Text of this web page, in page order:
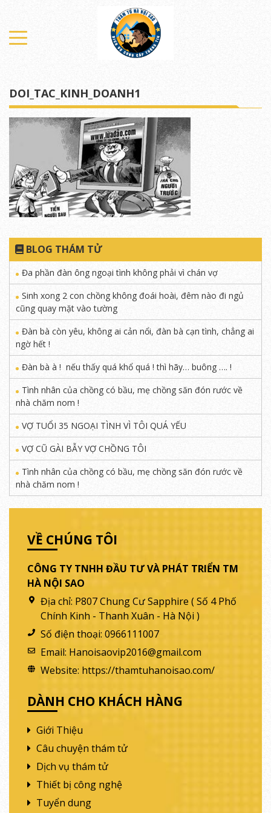
DOI_TAC_KINH_DOANH1
BLOG THÁM TỬ
Đa phần đàn ông ngoại tình không phải vì chán vợ
Sinh xong 2 con chồng không đoái hoài, đêm nào đi ngủ
cũng quay mặt vào tường
Đàn bà còn yêu, không ai cản nổi, đàn bà cạn tình, chẳng ai
ngờ hết !
Đàn bà à ! nếu thấy quá khổ quá ! thì hãy… buông …. !
Tình nhân của chồng có bầu, mẹ chồng săn đón rước về
nhà chăm nom !
VỢ TUỔI 35 NGOẠI TÌNH VÌ TÔI QUÁ YẾU
VỢ CŨ GÀI BẪY VỢ CHỒNG TÔI
Tình nhân của chồng có bầu, mẹ chồng săn đón rước về
nhà chăm nom !
VỀ CHÚNG TÔI
CÔNG TY TNHH ĐẦU TƯ VÀ PHÁT TRIỂN TM
HÀ NỘI SAO
Địa chỉ: P807 Chung Cư Sapphire ( Số 4 Phố
Chính Kinh - Thanh Xuân - Hà Nội )
Số điện thoại: 0966111007
Email: Hanoisaovip2016@gmail.com
Website: https://thamtuhanoisao.com/
DÀNH CHO KHÁCH HÀNG
Giới Thiệu
Câu chuyện thám tử
Dịch vụ thám tử
Thiết bị công nghệ
Tuyển dung